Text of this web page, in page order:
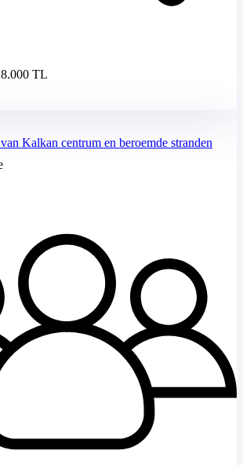
TL
Kalkan centrum en beroemde stranden